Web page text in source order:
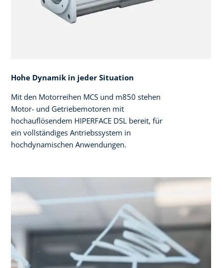
Hohe Dynamik in jeder Situation
Mit den Motorreihen MCS und m850 stehen
Motor- und Getriebemotoren mit
hochauflösendem HIPERFACE DSL bereit, für
ein vollständiges Antriebssystem in
hochdynamischen Anwendungen.